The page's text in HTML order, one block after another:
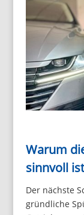
Warum
sinnvoll
Der nächste
gründliche